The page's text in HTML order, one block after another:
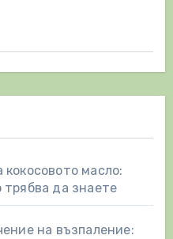
кокосовото масло:
трябва да знаете
на възпаление: